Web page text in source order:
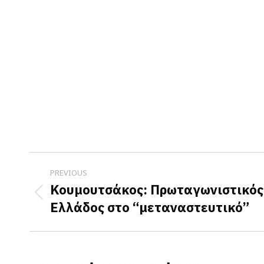
Post
navigation
PREVIOUS
Previous
post:
Κουμουτσάκος:
Ελλάδος στο “μεταναστευτικό”